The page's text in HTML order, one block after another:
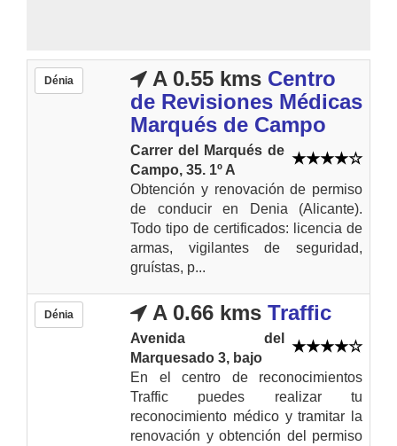
Dénia A 0.55 kms Centro
de Revisiones Médicas
Marqués de Campo
Carrer del Marqués de
Campo, 35. 1º A
Obtención y renovación de permiso
de conducir en Denia (Alicante).
Todo tipo de certificados: licencia de
armas, vigilantes de seguridad,
gruístas, p...
Dénia A 0.66 kms Traffic
Avenida del
Marquesado 3, bajo
En el centro de reconocimientos
Traffic puedes realizar tu
reconocimiento médico y tramitar la
renovación y obtención del permiso